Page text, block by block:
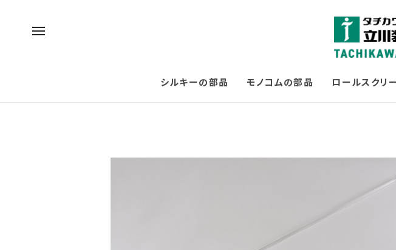
シルキーの部品 モノコムの部品 ロールスクリ